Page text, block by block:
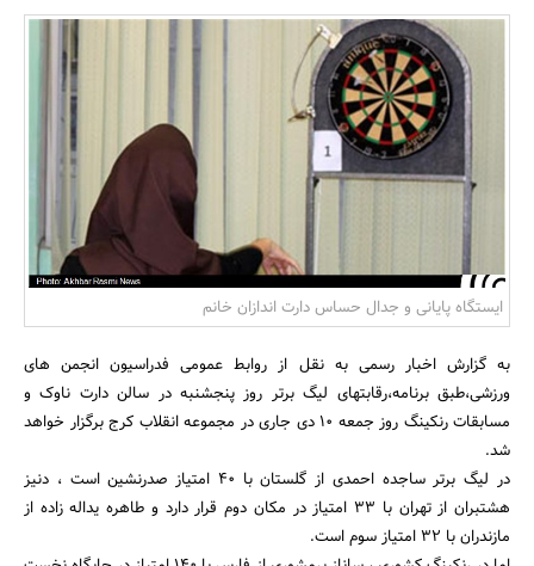
بانک، بیمه و سرمایه
مسکن و ساختمان
ایستگاه پایانی و جدال حساس دارت اندازان خانم
به گزارش اخبار رسمی به نقل از روابط عمومی فدراسیون انجمن های
ورزشی،طبق برنامه،رقابتهای لیگ برتر روز پنجشنبه در سالن دارت ناوک و
مسابقات رنکینگ روز جمعه 10 دی جاری در مجموعه انقلاب کرج برگزار خواهد
شد.
در لیگ برتر ساجده احمدی از گلستان با 40 امتیاز صدرنشین است ، دنیز
هشتبران از تهران با 33 امتیاز در مکان دوم قرار دارد و طاهره یداله زاده از
مازندران با 32 امتیاز سوم است.